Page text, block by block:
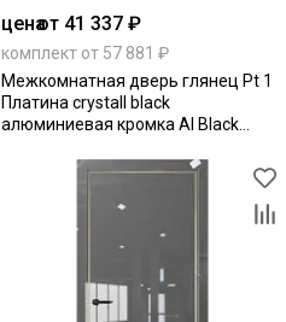
ценаот 41 337 ₽
комплект от 57 881 ₽
Межкомнатная дверь глянец Pt 1
Платина crystall black
алюминиевая кромка Al Black